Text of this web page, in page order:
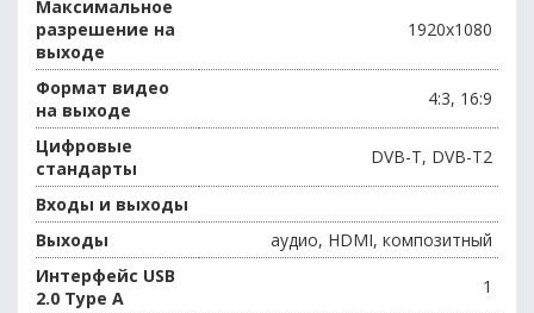
Максимальное
разрешение на
выходе
1920х1080
Формат видео
на выходе
4:3, 16:9
Цифровые
стандарты
DVB-T, DVB-T2
Входы и выходы
Выходы
аудио, HDMI, композитный
Интерфейс USB
2.0 Type A
1